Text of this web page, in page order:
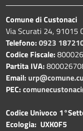
Comune di Custonaci
Via Scurati 24, 91015
Telefono:0923
Codice Fiscale:
Partita IVA:
Email:
PEC:
Codice Univoco
Ecologia: UXK0F5